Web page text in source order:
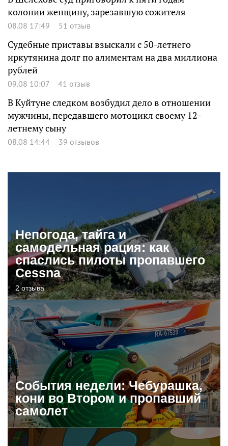
колонии женщину, зарезавшую сожителя
08.08 17:49 51 отзыв
Судебные приставы взыскали с 50-летнего
иркутянина долг по алиментам на два миллиона
рублей
09.08 10:07 41 отзыв
В Куйтуне следком возбудил дело в отношении
мужчины, передавшего мотоцикл своему 12-
летнему сыну
08.08 14:44 39 отзывов
Непогода, тайга и
самодельная рация: как
спаслись пилоты пропавшего
Cessna
2 отзыва
События недели: Чебурашка,
кони во Втором и пропавший
самолет